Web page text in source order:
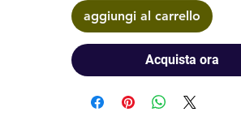
aggiungi al carrello
Acquista ora